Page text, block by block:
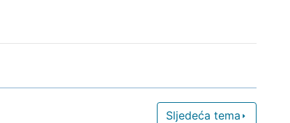
Sljedeća tema